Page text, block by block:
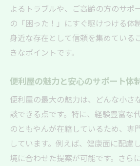
安心感を高める便利屋の
便利屋で実現する安全・
地域密着型の便利屋が解決す
地域密着の便利屋が持つ
便利屋が地域の困りごとを
便利屋の地域密着サービ
地域住民に寄り添う便利
地域課題を解決する便利
便利屋に依頼できる内容や特
よるトラブルや、ご高齢の方のサポ
の「困った！」にすぐ駆けつける体
身近な存在として信頼を集めている
きなポイントです。
便利屋の魅力と安心のサポート体
便利屋の最大の魅力は、どんな小さ
談できる点です。特に、経験豊富な
のともやんが在籍しているため、専
しています。例えば、健康面に配慮
境に合わせた提案が可能です。さら